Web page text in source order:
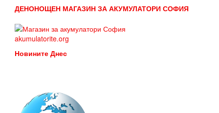
ДЕНОНОЩЕН МАГАЗИН ЗА АКУМУЛАТОРИ СОФИЯ
akumulatorite.org
Новините Днес